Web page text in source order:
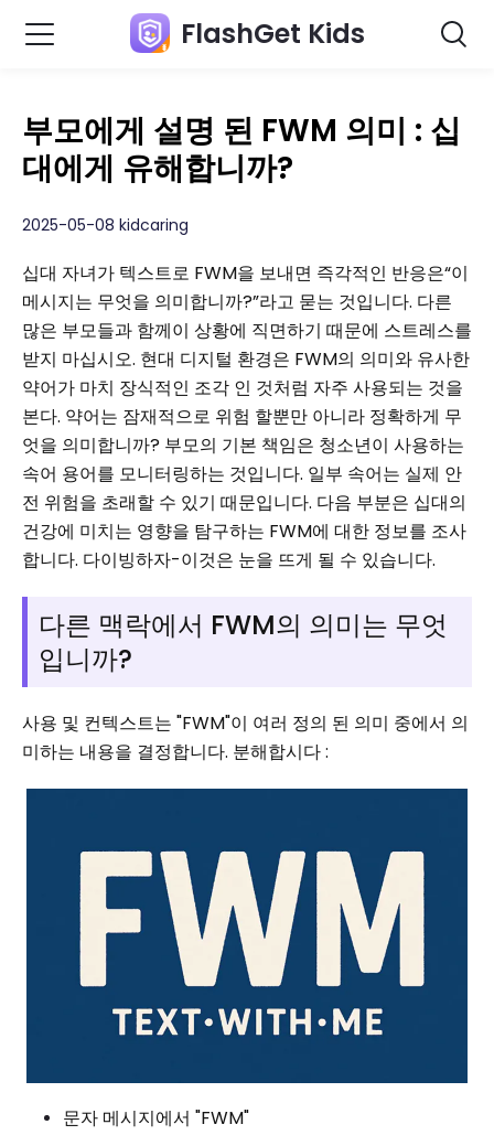
FlashGet Kids
부모에게 설명 된 FWM 의미 : 십
대에게 유해합니까?
2025-05-08 kidcaring
십대 자녀가 텍스트로 FWM을 보내면 즉각적인 반응은“이
메시지는 무엇을 의미합니까?”라고 묻는 것입니다. 다른
많은 부모들과 함께이 상황에 직면하기 때문에 스트레스를
받지 마십시오. 현대 디지털 환경은 FWM의 의미와 유사한
약어가 마치 장식적인 조각 인 것처럼 자주 사용되는 것을
본다. 약어는 잠재적으로 위험 할뿐만 아니라 정확하게 무
엇을 의미합니까? 부모의 기본 책임은 청소년이 사용하는
속어 용어를 모니터링하는 것입니다. 일부 속어는 실제 안
전 위험을 초래할 수 있기 때문입니다. 다음 부분은 십대의
건강에 미치는 영향을 탐구하는 FWM에 대한 정보를 조사
합니다. 다이빙하자-이것은 눈을 뜨게 될 수 있습니다.
다른 맥락에서 FWM의 의미는 무엇
입니까?
사용 및 컨텍스트는 "FWM"이 여러 정의 된 의미 중에서 의
미하는 내용을 결정합니다. 분해합시다 :
문자 메시지에서 "FWM"